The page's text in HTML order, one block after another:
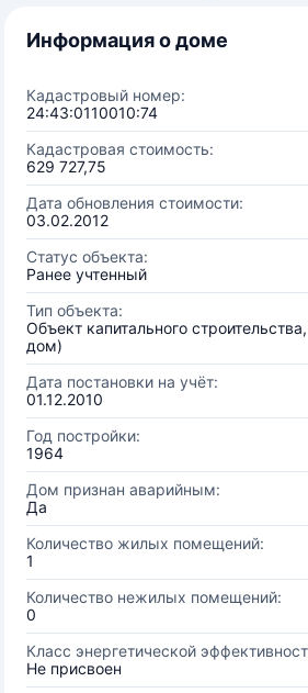
Информация о доме
Кадастровый номер:
24:43:0110010:74
Кадастровая стоимость:
629 727,75
Дата обновления стоимости:
03.02.2012
Статус объекта:
Ранее учтенный
Тип объекта:
Объект капитального
дом)
Дата постановки на учёт:
01.12.2010
Год постройки:
1964
Дом признан аварийным:
Да
Количество жилых помещений:
1
Количество нежилых помещений:
0
Класс энергетической
Не присвоен